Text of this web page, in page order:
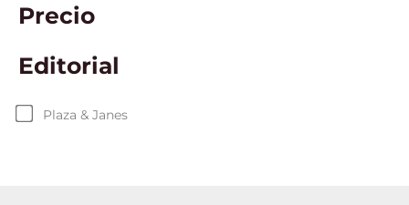
Precio
Editorial
Plaza & Janes